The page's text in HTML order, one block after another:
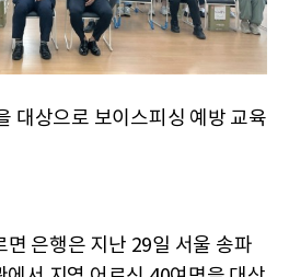
대상으로 보이스피싱 예방 교육
은행은 지난 29일 서울 송파